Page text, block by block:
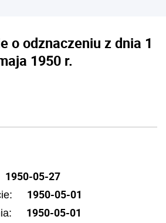
o odznaczeniu z dnia 1
1950 r.
1950-05-27
1950-05-01
1950-05-01